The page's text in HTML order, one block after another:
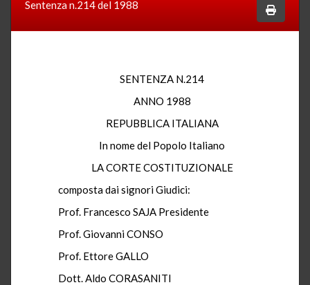
Sentenza n.214 del 1988
SENTENZA N.214
ANNO 1988
REPUBBLICA ITALIANA
In nome del Popolo Italiano
LA CORTE COSTITUZIONALE
composta dai signori Giudici:
Prof. Francesco SAJA Presidente
Prof. Giovanni CONSO
Prof. Ettore GALLO
Dott. Aldo CORASANITI